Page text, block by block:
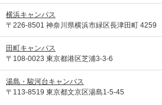
横浜キャンパス
〒226-8501 神奈川県横浜市緑区長津田町 4259
田町キャンパス
〒108-0023 東京都港区芝浦3-3-6
湯島・駿河台キャンパス
〒113-8519 東京都文京区湯島1-5-45